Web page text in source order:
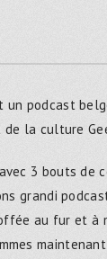
un podcast
la culture
3 bouts de
grandi
au fur et à